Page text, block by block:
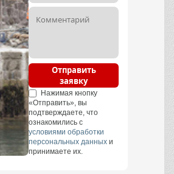
Отправить
заявку
Нажимая кнопку
«Отправить», вы
подтверждаете, что
ознакомились с
условиями обработки
персональных данных и
принимаете их.